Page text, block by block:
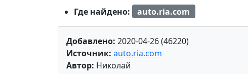
Где найдено:
auto.ria.com
Добавлено: 2020-04-26 (46220)
Источник: auto.ria.com
Автор: Николай